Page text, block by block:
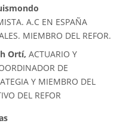
A.C EN ESPAÑA
MIEMBRO DEL REFOR.
Ortí, ACTUARIO Y
DE
Y MIEMBRO DEL
DEL REFOR